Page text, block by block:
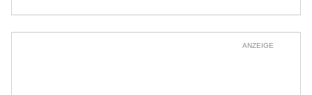
ANZEIGE